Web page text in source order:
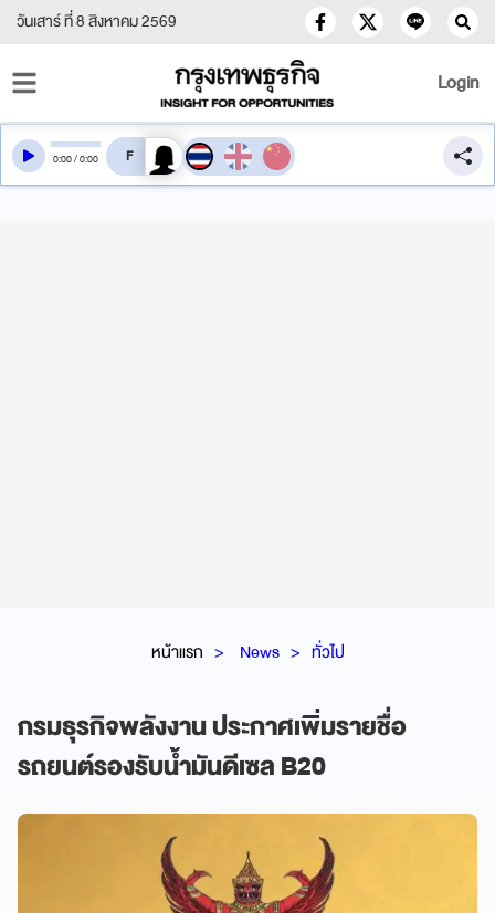
วันเสาร์ ที่ 8 สิงหาคม 2569
Login
หน้าแรก News ทั่วไป
กรมธุรกิจพลังงาน ประกาศเพิ่มรายชื่อ
รถยนต์รองรับน้ำมันดีเซล B20
0:00/0:00 สลับเสียงอ่าน